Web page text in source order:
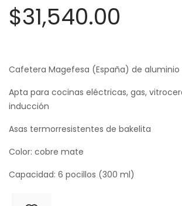
$31,540.00
Cafetera Magefesa (España) de aluminio
Apta para cocinas eléctricas, gas,
inducción
Asas termorresistentes de bakelita
Color: cobre mate
Capacidad: 6 pocillos (300 ml)